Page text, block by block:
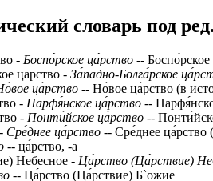
словарь под
- Боспо́рское ца́рство -- Боспо́рское
царство - За́падно-Болга́рское
ца́рство -- Но́вое ца́рство (в
- Парфя́нское ца́рство --
- Понти́йское ца́рство --
Сре́днее ца́рство -- Сре́днее ца́рство
-- ца́рство, -а
Небесное - Ца́рство (Ца́рствие)
-- Ца́рство (Ца́рствие) Б`ожие